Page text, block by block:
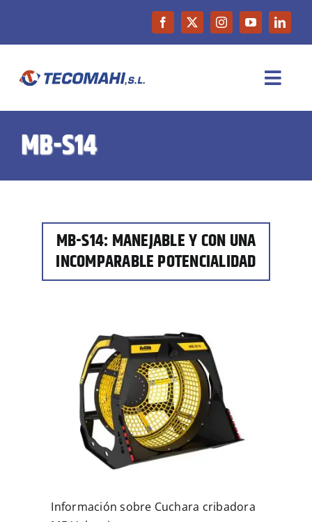
contenido
MAQUINARIA DE OCASIÓN
MULTIMEDIA
MB-S14
MB-S14: MANEJABLE Y CON UNA
INCOMPARABLE POTENCIALIDAD
Información sobre Cuchara cribadora